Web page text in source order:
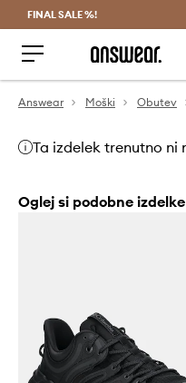
FINAL SALE %!
Answear Moški Obutev
Ta izdelek trenutno ni
Oglej si podobne izdelke